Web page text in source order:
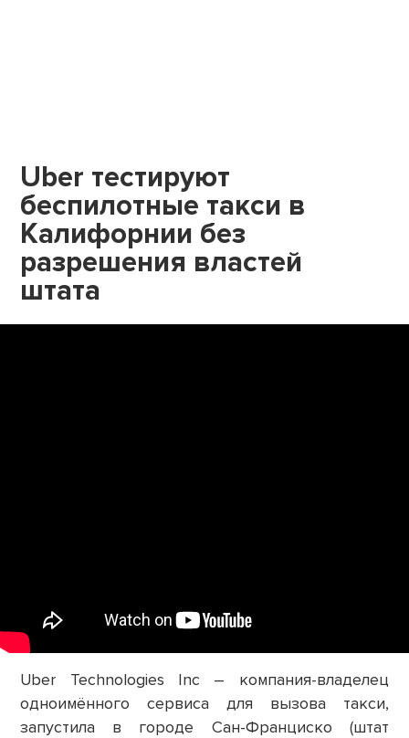
Uber тестируют
беспилотные такси в
Калифорнии без
разрешения властей
штата
Uber Technologies Inc – компания-владелец
одноимённого сервиса для вызова такси,
запустила в городе Сан-Франциско (штат